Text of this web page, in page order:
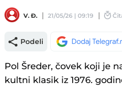
V. Đ. 21/05/26 | 09:19
Podeli
Pol Šreder, čovek koji je
kultni klasik iz 1976.